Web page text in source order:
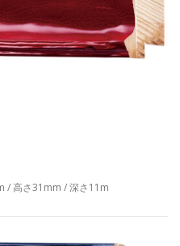
/ 高さ31mm / 深さ11m